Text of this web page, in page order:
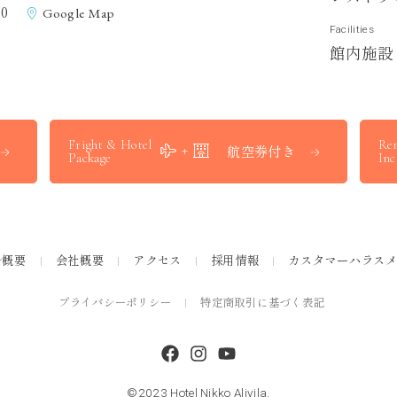
Google Map
Facilities
館内施設
Fright & Hotel
Package
航空券付き
要 会社概要 アクセス 採用情報 カスタマーハラス
プライバシーポリシー 特定商取引に基づく表記
©2023 Hotel Nikko Alivila.